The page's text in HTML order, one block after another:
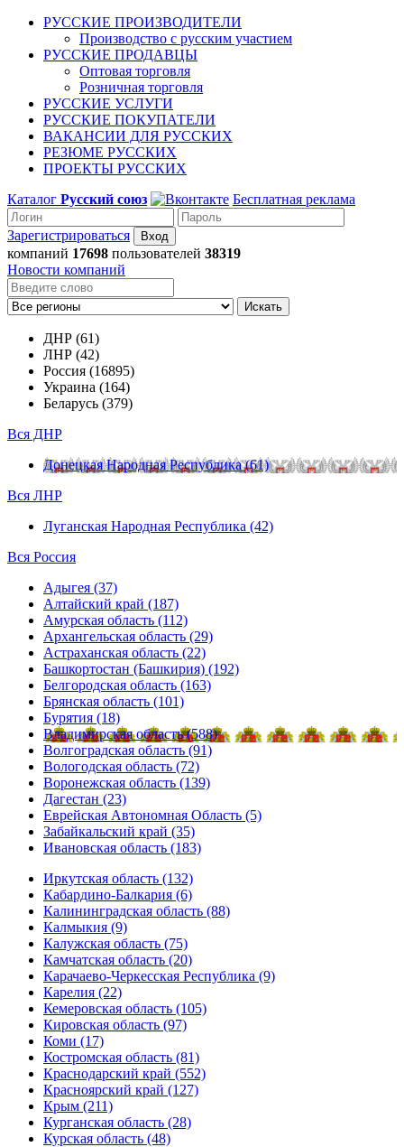
РУССКИЕ ПРОИЗВОДИТЕЛИ
Производство с русским участием
РУССКИЕ ПРОДАВЦЫ
Оптовая торговля
Розничная торговля
РУССКИЕ УСЛУГИ
РУССКИЕ ПОКУПАТЕЛИ
ВАКАНСИИ ДЛЯ РУССКИХ
РЕЗЮМЕ РУССКИХ
ПРОЕКТЫ РУССКИХ
Каталог Русский союз Бесплатная реклама
Зарегистрироваться
компаний 17698 пользователей 38319
Новости компаний
Искать
ДНР (61)
ЛНР (42)
Россия (16895)
Украина (164)
Беларусь (379)
Вся ДНР
Донецкая Народная Республика (61)
Вся ЛНР
Луганская Народная Республика (42)
Вся Россия
Адыгея (37)
Алтайский край (187)
Амурская область (112)
Архангельская область (29)
Астраханская область (22)
Башкортостан (Башкирия) (192)
Белгородская область (163)
Брянская область (101)
Бурятия (18)
Владимирская область (588)
Волгоградская область (91)
Вологодская область (72)
Воронежская область (139)
Дагестан (23)
Еврейская Автономная Область (5)
Забайкальский край (35)
Ивановская область (183)
Иркутская область (132)
Кабардино-Балкария (6)
Калининградская область (88)
Калмыкия (9)
Калужская область (75)
Камчатская область (20)
Карачаево-Черкесская Республика (9)
Карелия (22)
Кемеровская область (105)
Кировская область (97)
Коми (17)
Костромская область (81)
Краснодарский край (552)
Красноярский край (127)
Крым (211)
Курганская область (28)
Курская область (48)